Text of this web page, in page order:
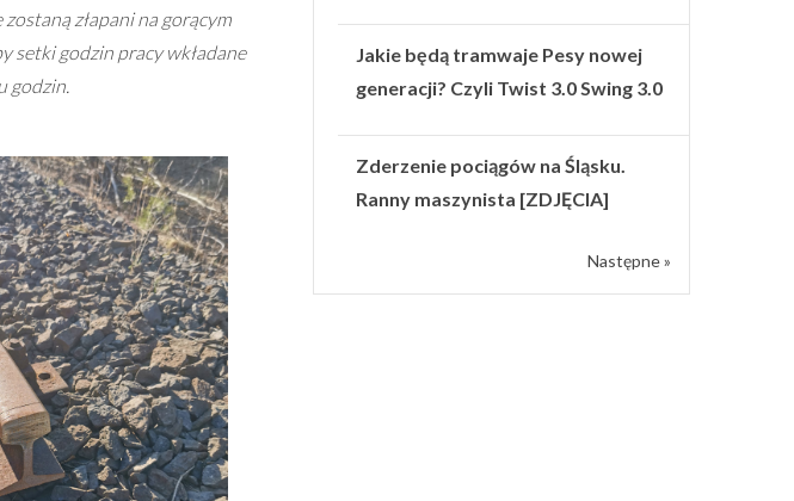
złapani na gorącym
setki godzin pracy wkładane
godzin.
Jakie będą tramwaje Pesy nowej
generacji? Czyli Twist 3.0 Swing 3.0
Zderzenie pociągów na Śląsku.
Ranny maszynista [ZDJĘCIA]
Następne »